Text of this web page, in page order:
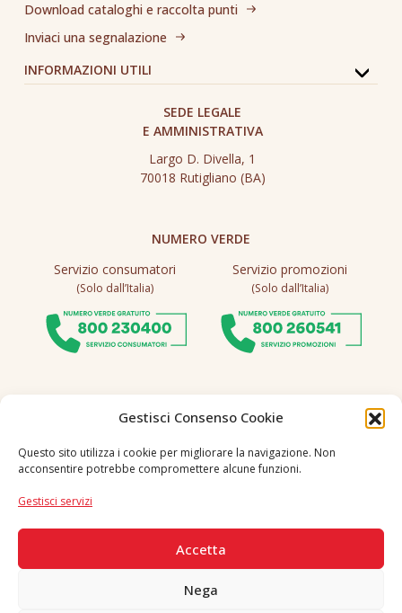
Gestisci Consenso Cookie
Questo sito utilizza i cookie per migliorare la navigazione. Non
acconsentire potrebbe compromettere alcune funzioni.
Gestisci servizi
Accetta
Nega
Download cataloghi e raccolta punti
Inviaci una segnalazione
INFORMAZIONI UTILI
SEDE LEGALE
E AMMINISTRATIVA
Largo D. Divella, 1
70018 Rutigliano (BA)
NUMERO VERDE
Servizio consumatori
(Solo dall’Italia)
Servizio promozioni
(Solo dall’Italia)
Seguici
PAGAMENTI SICURI